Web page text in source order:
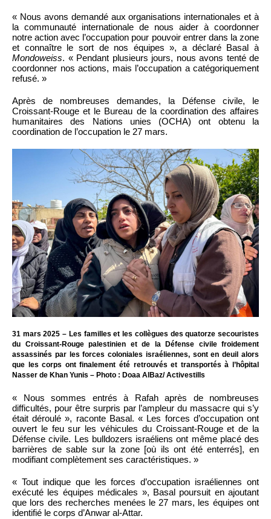
« Nous avons demandé aux organisations internationales et à
la communauté internationale de nous aider à coordonner
notre action avec l’occupation pour pouvoir entrer dans la zone
et connaître le sort de nos équipes », a déclaré Basal à
Mondoweiss. « Pendant plusieurs jours, nous avons tenté de
coordonner nos actions, mais l’occupation a catégoriquement
refusé. »
Après de nombreuses demandes, la Défense civile, le
Croissant-Rouge et le Bureau de la coordination des affaires
humanitaires des Nations unies (OCHA) ont obtenu la
coordination de l’occupation le 27 mars.
31 mars 2025 – Les familles et les collègues des quatorze secouristes
du Croissant-Rouge palestinien et de la Défense civile froidement
assassinés par les forces coloniales israéliennes, sont en deuil alors
que les corps ont finalement été retrouvés et transportés à l’hôpital
Nasser de Khan Yunis – Photo : Doaa AlBaz/ Activestills
« Nous sommes entrés à Rafah après de nombreuses
difficultés, pour être surpris par l’ampleur du massacre qui s’y
était déroulé », raconte Basal. « Les forces d’occupation ont
ouvert le feu sur les véhicules du Croissant-Rouge et de la
Défense civile. Les bulldozers israéliens ont même placé des
barrières de sable sur la zone [où ils ont été enterrés], en
modifiant complètement ses caractéristiques. »
« Tout indique que les forces d’occupation israéliennes ont
exécuté les équipes médicales », Basal poursuit en ajoutant
que lors des recherches menées le 27 mars, les équipes ont
identifié le corps d’Anwar al-Attar.